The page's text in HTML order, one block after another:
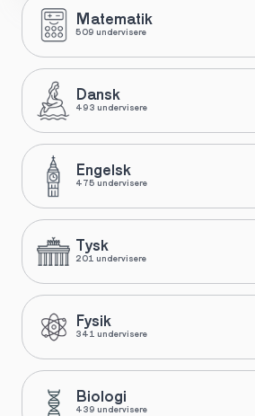
Matematik
509 undervisere
Dansk
493 undervisere
Engelsk
475 undervisere
Tysk
201 undervisere
Fysik
341 undervisere
Biologi
439 undervisere